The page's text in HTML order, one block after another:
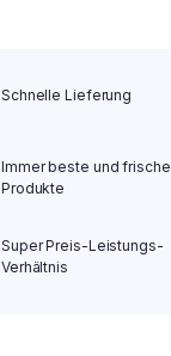
Schnelle Lieferung
Immer beste und frische
Produkte
Super Preis-Leistungs-
Verhältnis